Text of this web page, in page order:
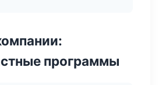
программы